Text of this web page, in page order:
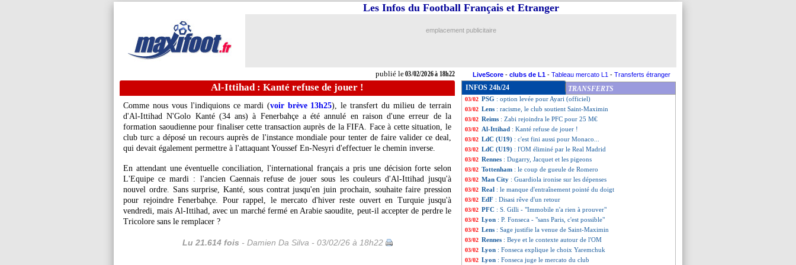
publié le03/02/2026 à 18h22
Les Infos du Football Français et Etranger
emplacement publicitaire
LiveScore - clubs de L1 - Tableau mercato L1 - Transferts étranger
Al-Ittihad : Kanté refuse de jouer !
Comme nous vous l'indiquions ce mardi (voir brève 13h25), le transfert du milieu de terrain
d'Al-Ittihad N'Golo Kanté (34 ans) à Fenerbahçe a été annulé en raison d'une erreur de la
formation saoudienne pour finaliser cette transaction auprès de la FIFA. Face à cette situation, le
club turc a déposé un recours auprès de l'instance mondiale pour tenter de faire valider ce deal,
qui devait également permettre à l'attaquant Youssef En-Nesyri d'effectuer le chemin inverse.
En attendant une éventuelle conciliation, l'international français a pris une décision forte selon
L'Equipe ce mardi : l'ancien Caennais refuse de jouer sous les couleurs d'Al-Ittihad jusqu'à
nouvel ordre. Sans surprise, Kanté, sous contrat jusqu'en juin prochain, souhaite faire pression
pour rejoindre Fenerbahçe. Pour rappel, le mercato d'hiver reste ouvert en Turquie jusqu'à
vendredi, mais Al-Ittihad, avec un marché fermé en Arabie saoudite, peut-il accepter de perdre le
Tricolore sans le remplacer ?
Lu 21.614 fois - Damien Da Silva - 03/02/26 à 18h22
INFOS 24h/24 TRANSFERTS
03/02 Atletico : Lookman justifie son choix
03/02 Al-Hilal
03/02 Divers: James Rodriguez vers la MLS
03/02 Barça: l'arbitrage, Laporta pique le Real !
03/02 PSG : option levée pour Ayari (officiel)
03/02 Lens : racisme, le club soutient Saint-Maximin
03/02 Reims : Zabi rejoindra le PFC pour 25 M€
03/02 Al-Ittihad : Kanté refuse de jouer !
03/02 LdC (U19) : c'est fini aussi pour Monaco...
03/02 LdC (U19) : l'OM éliminé par le Real Madrid
03/02 Rennes : Dugarry, Jacquet et les pigeons
03/02 Tottenham : le coup de gueule de Romero
03/02 Man City : Guardiola ironise sur les dépenses
03/02 Real : le manque d'entraînement pointé du doigt
03/02 EdF : Disasi rêve d'un retour
03/02 PFC : S. Gilli - "Immobile n'a rien à prouver"
03/02 Lyon : P. Fonseca - "sans Paris, c'est possible"
03/02 Lens : Sage justifie la venue de Saint-Maximin
03/02 Rennes : Beye et le contexte autour de l'OM
03/02 Lyon : Fonseca explique le choix Yaremchuk
03/02 Lyon : Fonseca juge le mercato du club